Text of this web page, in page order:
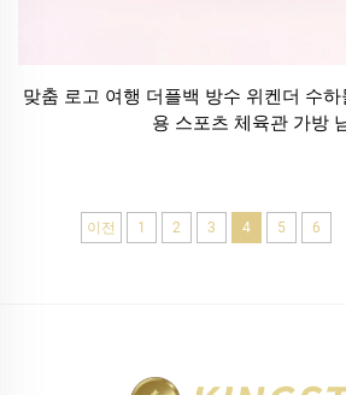
맞춤 로고 여행 더플백 방수 위켄더 수
용 스포츠 체육관 가방
이전 1 2 3 4 5 6